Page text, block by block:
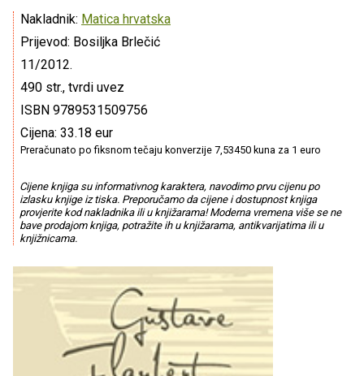
Nakladnik: Matica hrvatska
Prijevod: Bosiljka Brlečić
11/2012.
490 str., tvrdi uvez
ISBN 9789531509756
Cijena: 33.18 eur
Preračunato po fiksnom tečaju konverzije 7,53450 kuna za 1 euro
Cijene knjiga su informativnog karaktera, navodimo prvu cijenu po
izlasku knjige iz tiska. Preporučamo da cijene i dostupnost knjiga
provjerite kod nakladnika ili u knjižarama! Moderna vremena više se ne
bave prodajom knjiga, potražite ih u knjižarama, antikvarijatima ili u
knjižnicama.